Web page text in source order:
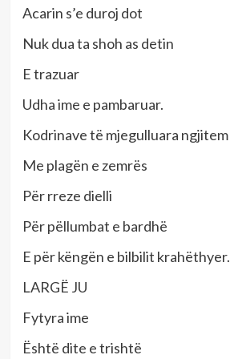
Acarin s’e duroj dot
Nuk dua ta shoh as detin
E trazuar
Udha ime e pambaruar.
Kodrinave të mjegulluara ngjitem
Me plagën e zemrës
Për rreze dielli
Për pëllumbat e bardhë
E për këngën e bilbilit krahëthyer.
LARGË JU
Fytyra ime
Është dite e trishtë